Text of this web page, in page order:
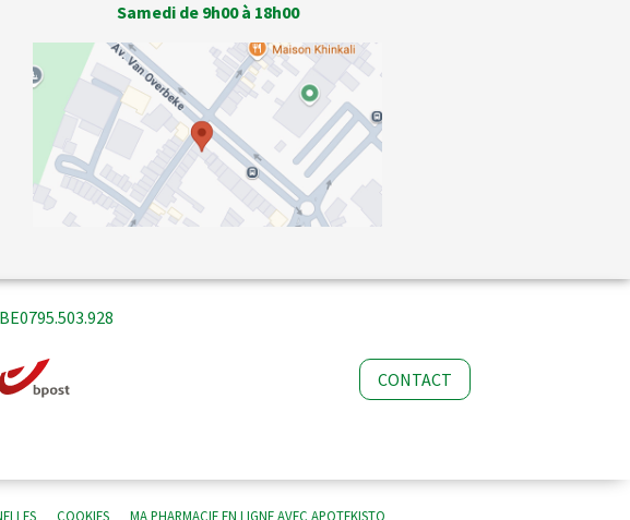
Samedi de 9h00 à 18h00
CONTACT
COOKIES MA PHARMACIE EN LIGNE AVEC APOTEKISTO